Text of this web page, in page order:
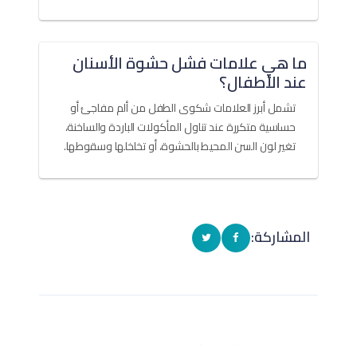
ما هي علامات فشل حشوة الأسنان
عند الأطفال؟
تشمل أبرز العلامات شكوى الطفل من ألم مفاجئ أو
حساسية متكررة عند تناول المأكولات الباردة والساخنة،
تغير لون السن المحيط بالحشوة، أو تخلخلها وسقوطها.
المشاركة: